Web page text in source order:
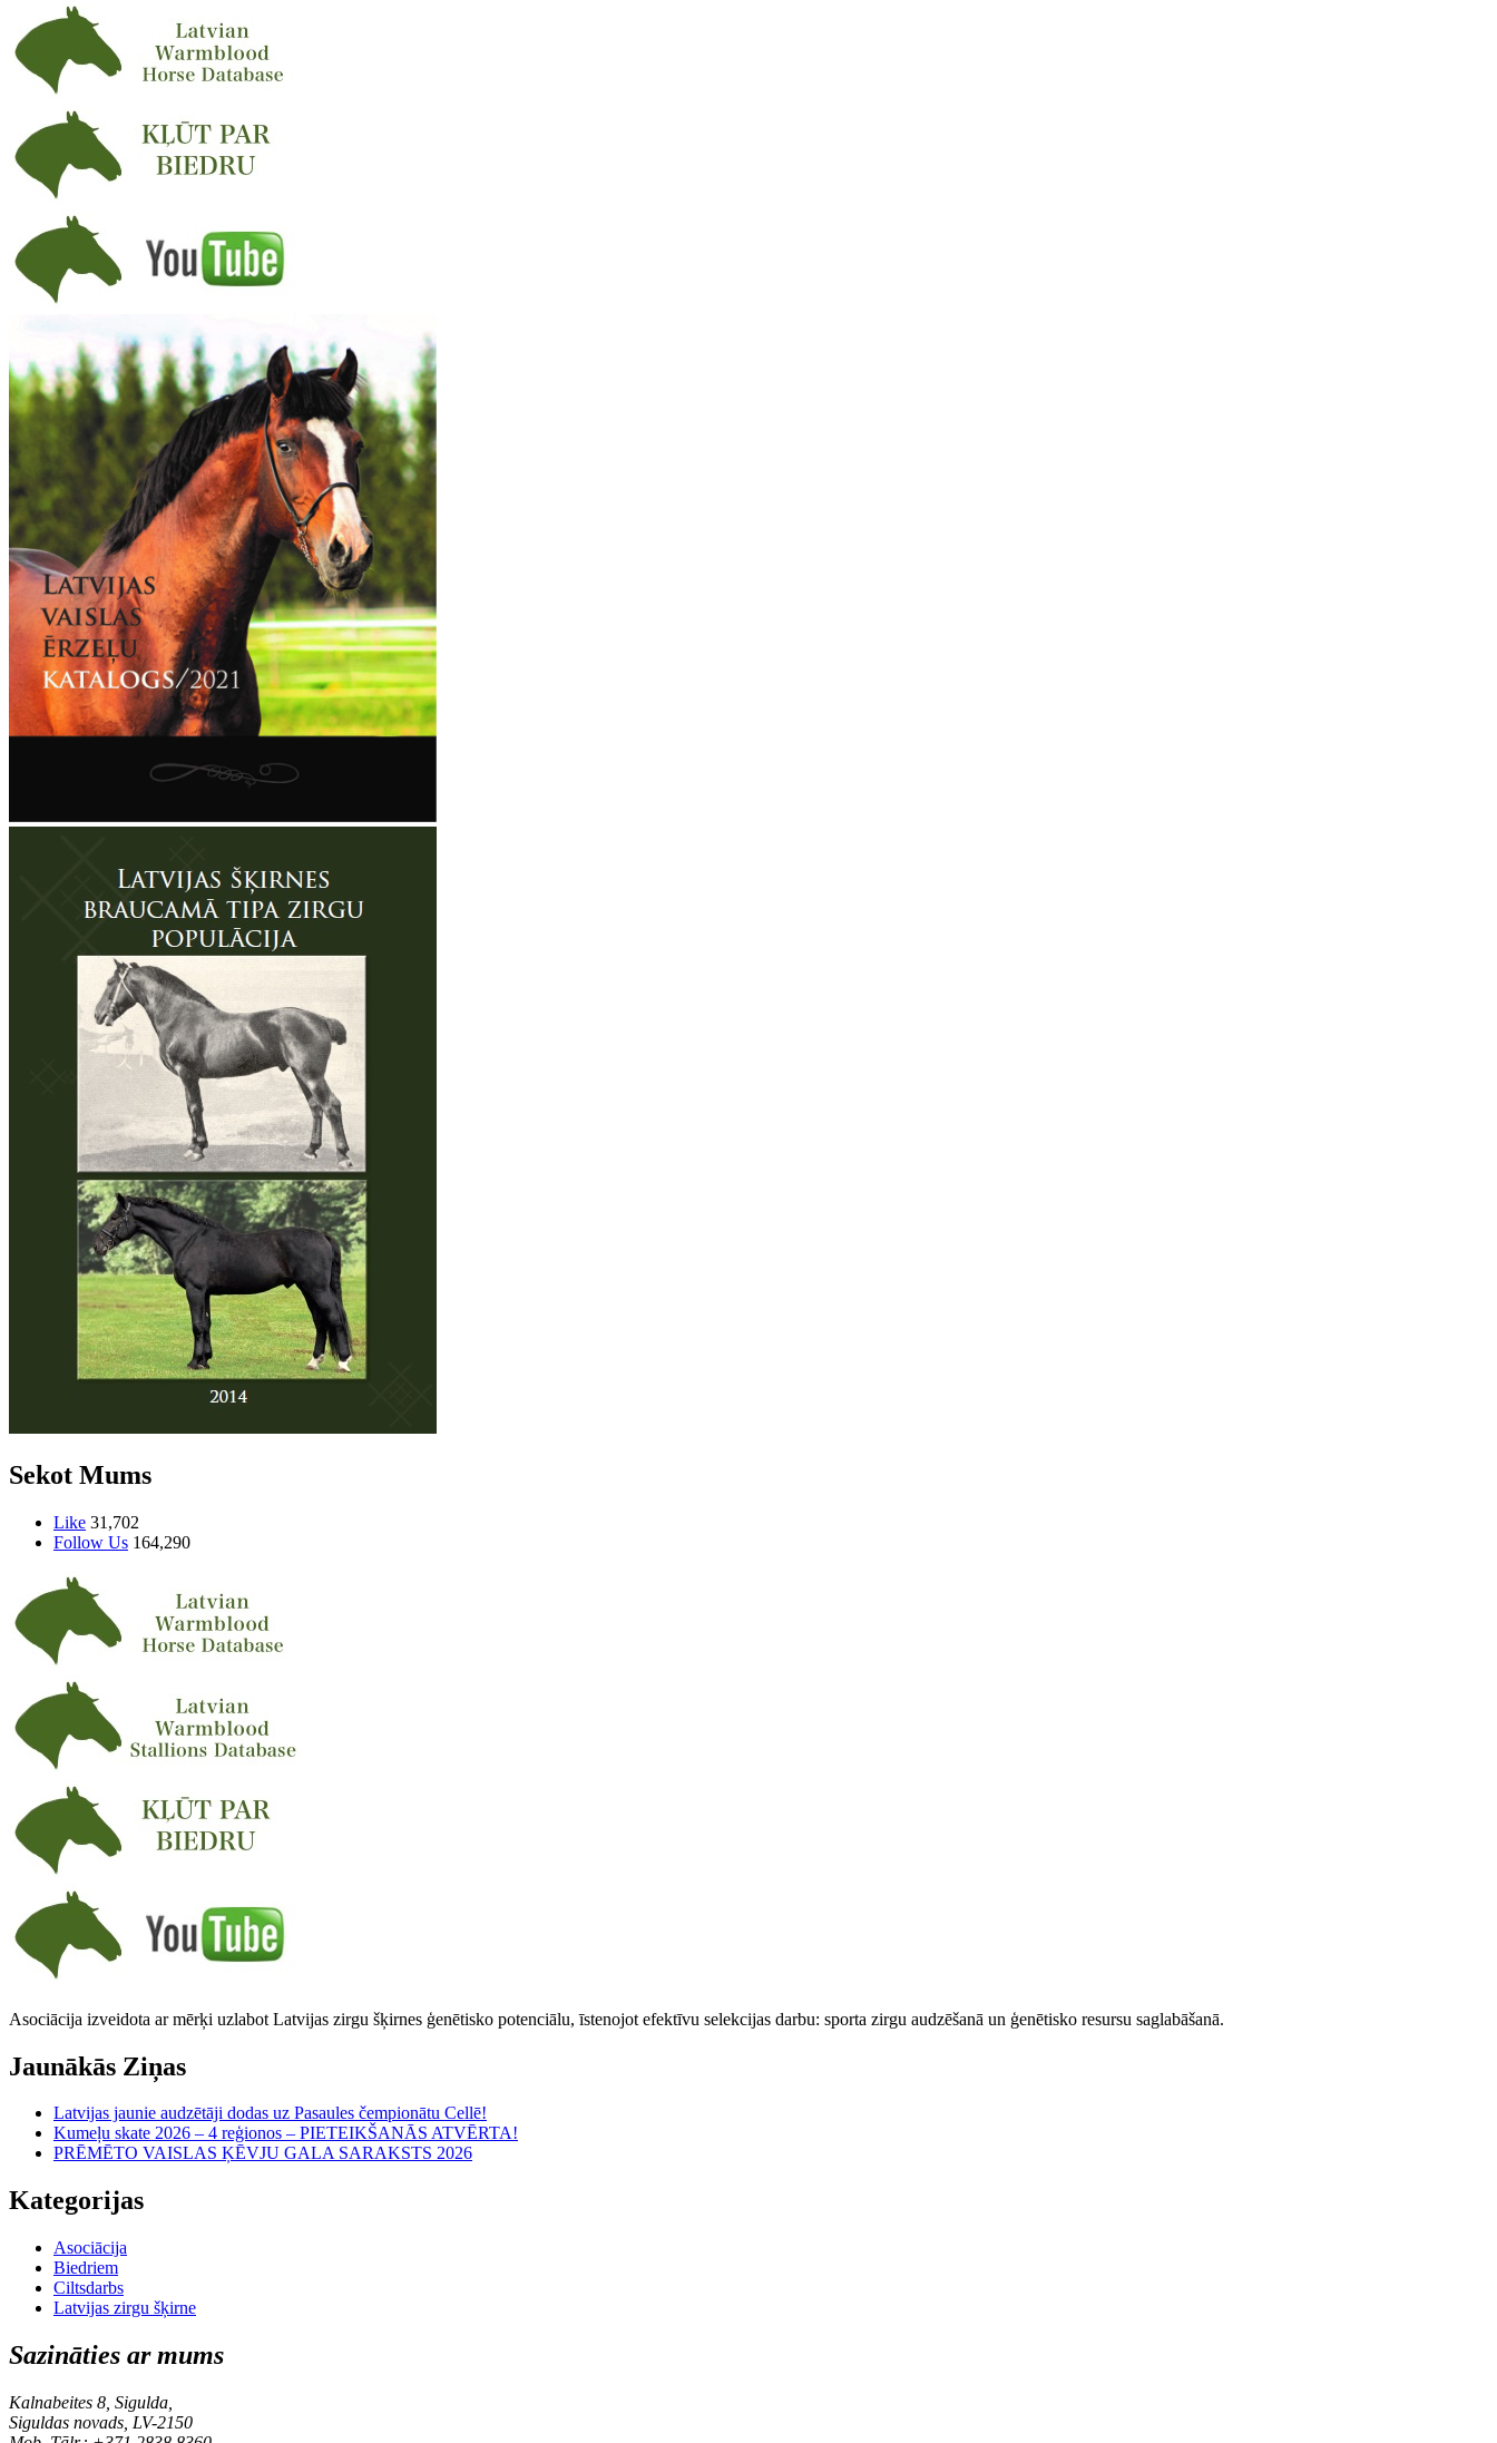
Sekot Mums
Like 31,702
Follow Us 164,290
Asociācija izveidota ar mērķi uzlabot Latvijas zirgu šķirnes ģenētisko potenciālu, īstenojot efektīvu selekcijas darbu: sporta zirgu audzēšanā un ģenētisko resursu saglabāšanā.
Jaunākās Ziņas
Latvijas jaunie audzētāji dodas uz Pasaules čempionātu Cellē!
Kumeļu skate 2026 – 4 reģionos – PIETEIKŠANĀS ATVĒRTA!
PRĒMĒTO VAISLAS ĶĒVJU GALA SARAKSTS 2026
Kategorijas
Asociācija
Biedriem
Ciltsdarbs
Latvijas zirgu šķirne
Sazināties ar mums
Kalnabeites 8, Sigulda,
Siguldas novads, LV-2150